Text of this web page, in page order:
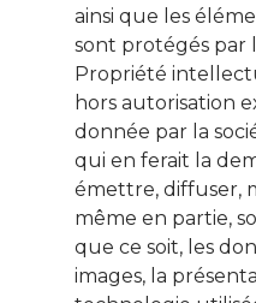
ainsi que les
sont protégés par
Propriété
hors autorisation
donnée par la
qui en ferait la
émettre, diffuser,
même en partie,
que ce soit, les
images, la